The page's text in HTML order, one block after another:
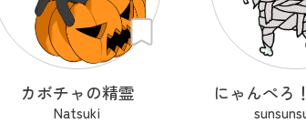
カボチャの精霊
Natsuki
にゃんぺろ